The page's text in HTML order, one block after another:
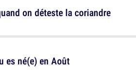
es né(e) en Août
on déteste la coriandre